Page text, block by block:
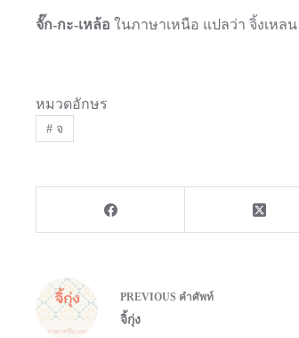
จั๊ก-กะ-เหล้อ ในภาษาเหนือ แปลว่า จิ้งเหลน
หมวดอักษร
#จ
PREVIOUS คำศัพท์
จิ้กุ่ง